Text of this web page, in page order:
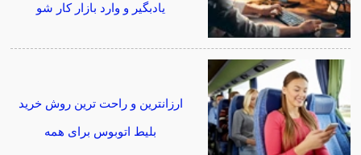
یادبگیر و وارد بازار کار شو
ارزانترین و راحت ترین روش خرید
بلیط اتوبوس برای همه